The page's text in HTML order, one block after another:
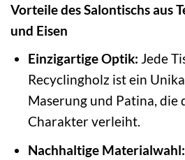
Vorteile des Salontischs aus
und Eisen
Einzigartige Optik: Jede
Recyclingholz ist ein
Maserung und Patina, die
Charakter verleiht.
Nachhaltige Materialwahl: